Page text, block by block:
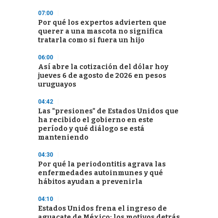
07:00
Por qué los expertos advierten que
querer a una mascota no significa
tratarla como si fuera un hijo
06:00
Así abre la cotización del dólar hoy
jueves 6 de agosto de 2026 en pesos
uruguayos
04:42
Las "presiones" de Estados Unidos que
ha recibido el gobierno en este
período y qué diálogo se está
manteniendo
04:30
Por qué la periodontitis agrava las
enfermedades autoinmunes y qué
hábitos ayudan a prevenirla
04:10
Estados Unidos frena el ingreso de